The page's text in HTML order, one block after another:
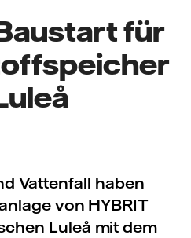
für
Vattenfall haben
von HYBRIT
Luleå mit dem